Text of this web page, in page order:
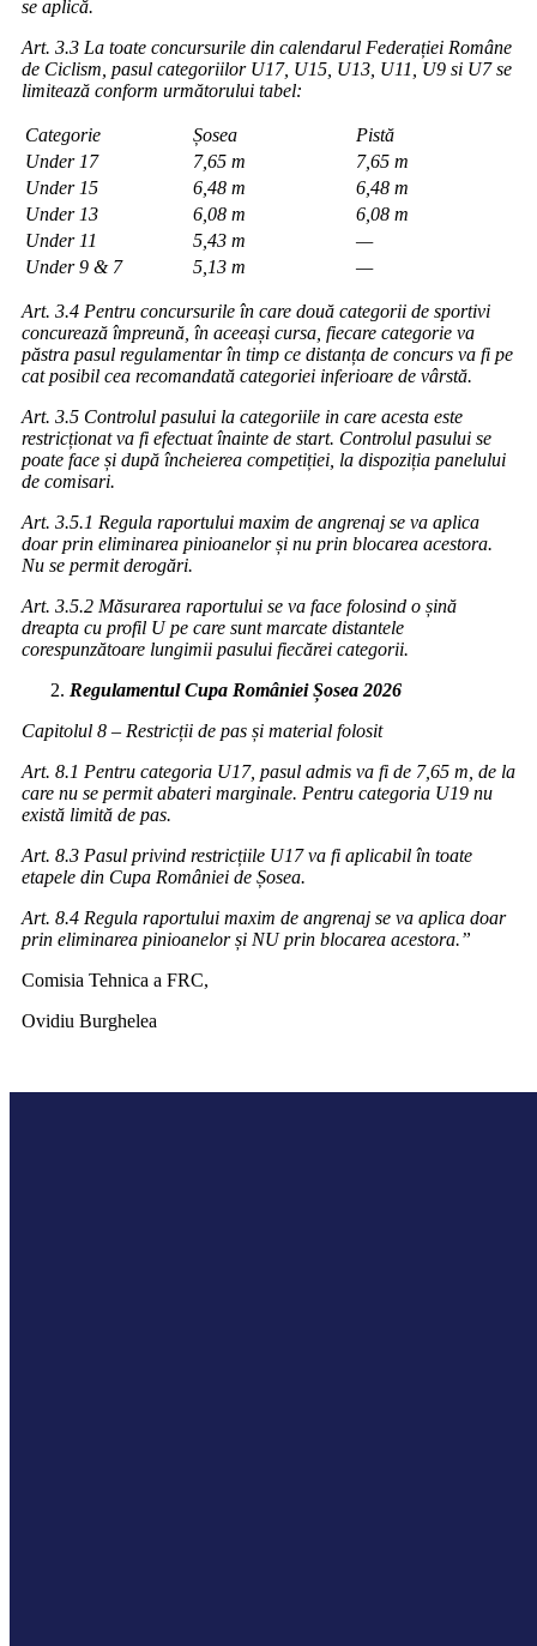
se aplică.
Art. 3.3 La toate concursurile din calendarul Federației Române
de Ciclism, pasul categoriilor U17, U15, U13, U11, U9 si U7 se
limitează conform următorului tabel:
Categorie Șosea
Pistă
Under 17
7,65 m
7,65 m
Under 15
6,48 m
6,48 m
Under 13
6,08 m
6,08 m
Under 11
5,43 m
—
Under 9 & 7
5,13 m —
Art. 3.4 Pentru concursurile în care două categorii de sportivi
concurează împreună, în aceeași cursa, fiecare categorie va
păstra pasul regulamentar în timp ce distanța de concurs va fi pe
cat posibil cea recomandată categoriei inferioare de vârstă.
Art. 3.5 Controlul pasului la categoriile in care acesta este
restricționat va fi efectuat înainte de start. Controlul pasului se
poate face și după încheierea competiției, la dispoziția panelului
de comisari.
Art. 3.5.1 Regula raportului maxim de angrenaj se va aplica
doar prin eliminarea pinioanelor și nu prin blocarea acestora.
Nu se permit derogări.
Art. 3.5.2 Măsurarea raportului se va face folosind o șină
dreapta cu profil U pe care sunt marcate distantele
corespunzătoare lungimii pasului fiecărei categorii.
Regulamentul Cupa României Șosea 2026
Capitolul 8 – Restricții de pas și material folosit
Art. 8.1 Pentru categoria U17, pasul admis va fi de 7,65 m, de la
care nu se permit abateri marginale. Pentru categoria U19 nu
există limită de pas.
Art. 8.3 Pasul privind restricțiile U17 va fi aplicabil în toate
etapele din Cupa României de Șosea.
Art. 8.4 Regula raportului maxim de angrenaj se va aplica doar
prin eliminarea pinioanelor și NU prin blocarea acestora.”
Comisia Tehnica a FRC,
Ovidiu Burghelea